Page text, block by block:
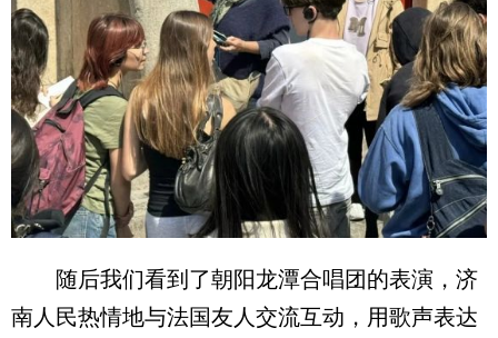
随后我们看到了朝阳龙潭合唱团的表演，济
南人民热情地与法国友人交流互动，用歌声表达